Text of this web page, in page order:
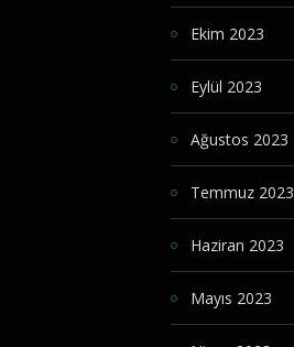
Ekim 2023
Eylül 2023
Ağustos 2023
Temmuz 2023
Haziran 2023
Mayıs 2023